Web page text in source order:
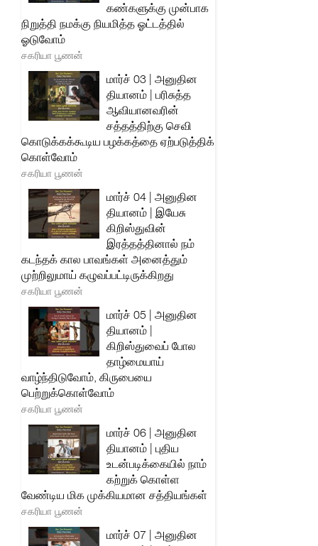
கண்களுக்கு முன்பாக
நிறுத்தி நமக்கு நியமித்த ஓட்டத்தில்
ஓடுவோம்
சகரியா பூணன்
மார்ச் 03 | அனுதின
தியானம் | பரிசுத்த
ஆவியானவரின்
சத்தத்திற்கு செவி
கொடுக்கக்கூடிய பழக்கத்தை ஏற்படுத்திக்
கொள்வோம்
சகரியா பூணன்
மார்ச் 04 | அனுதின
தியானம் | இயேசு
கிறிஸ்துவின்
இரத்தத்தினால் நம்
கடந்தக் கால பாவங்கள் அனைத்தும்
முற்றிலுமாய் கழுவப்பட்டிருக்கிறது
சகரியா பூணன்
மார்ச் 05 | அனுதின
தியானம் |
கிறிஸ்துவைப் போல
தாழ்மையாய்
வாழ்ந்திடுவோம், கிருபையை
பெற்றுக்கொள்வோம்
சகரியா பூணன்
மார்ச் 06 | அனுதின
தியானம் | புதிய
உடன்படிக்கையில் நாம்
கற்றுக் கொள்ள
வேண்டிய மிக முக்கியமான சத்தியங்கள்
சகரியா பூணன்
மார்ச் 07 | அனுதின